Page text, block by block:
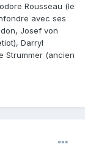
Rousseau (le
avec ses
Josef von
Darryl
Strummer (ancien